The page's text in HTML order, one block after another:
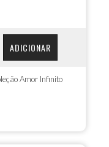
ADICIONAR
Amor Infinito